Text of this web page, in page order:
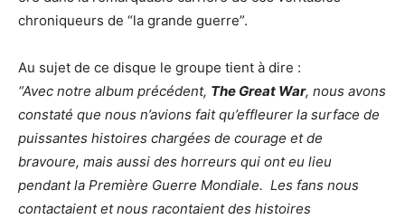
chroniqueurs de “la grande guerre”.
Au sujet de ce disque le groupe tient à dire :
“Avec notre album précédent, The Great War, nous avons
constaté que nous n’avions fait qu’effleurer la surface de
puissantes histoires chargées de courage et de
bravoure, mais aussi des horreurs qui ont eu lieu
pendant la Première Guerre Mondiale. Les fans nous
contactaient et nous racontaient des histoires